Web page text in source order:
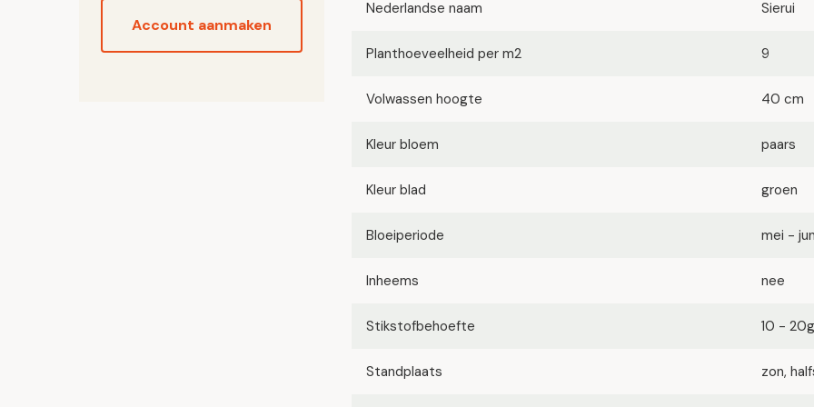
Account aanmaken
Nederlandse naam Sierui
Planthoeveelheid per m2 9
Volwassen hoogte 40 cm
Kleur bloem paars
Kleur blad groen
Bloeiperiode mei -
Inheems nee
Stikstofbehoefte 10 - 20g
Standplaats zon,